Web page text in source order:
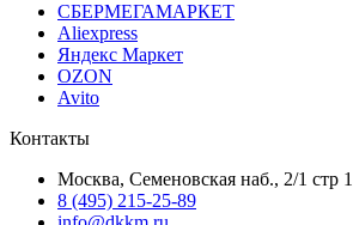
СБЕРМЕГАМАРКЕТ
Aliexpress
Яндекс Маркет
OZON
Avito
Контакты
Москва, Семеновская наб., 2/1 стр 1
8 (495) 215-25-89